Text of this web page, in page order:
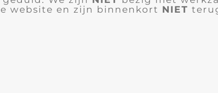
website en zijn binnenkort NIET